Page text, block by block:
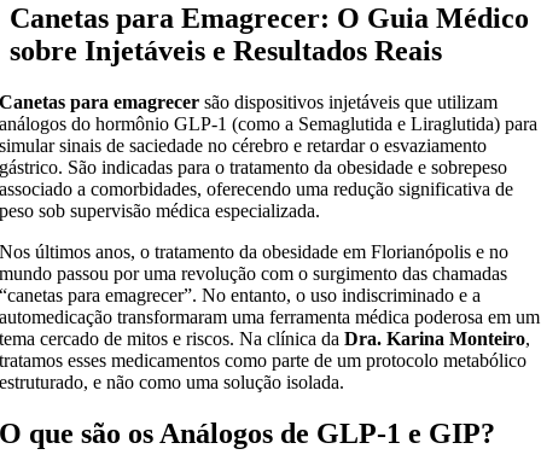
Canetas para Emagrecer: O Guia Médico
sobre Injetáveis e Resultados Reais
Canetas para emagrecer são dispositivos injetáveis que utilizam
análogos do hormônio GLP-1 (como a Semaglutida e Liraglutida) para
simular sinais de saciedade no cérebro e retardar o esvaziamento
gástrico. São indicadas para o tratamento da obesidade e sobrepeso
associado a comorbidades, oferecendo uma redução significativa de
peso sob supervisão médica especializada.
Nos últimos anos, o tratamento da obesidade em Florianópolis e no
mundo passou por uma revolução com o surgimento das chamadas
“canetas para emagrecer”. No entanto, o uso indiscriminado e a
automedicação transformaram uma ferramenta médica poderosa em um
tema cercado de mitos e riscos. Na clínica daDra. Karina Monteiro,
tratamos esses medicamentos como parte de um protocolo metabólico
estruturado, e não como uma solução isolada.
O que são os Análogos de GLP-1 e GIP?